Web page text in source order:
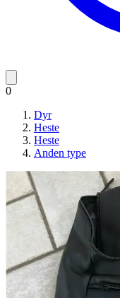
0
Dyr
Heste
Heste
Anden type